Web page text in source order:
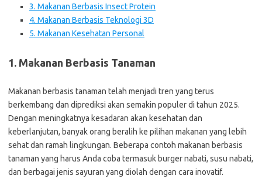
3. Makanan Berbasis Insect Protein
4. Makanan Berbasis Teknologi 3D
5. Makanan Kesehatan Personal
1. Makanan Berbasis Tanaman
Makanan berbasis tanaman telah menjadi tren yang terus
berkembang dan diprediksi akan semakin populer di tahun 2025.
Dengan meningkatnya kesadaran akan kesehatan dan
keberlanjutan, banyak orang beralih ke pilihan makanan yang lebih
sehat dan ramah lingkungan. Beberapa contoh makanan berbasis
tanaman yang harus Anda coba termasuk burger nabati, susu nabati,
dan berbagai jenis sayuran yang diolah dengan cara inovatif.